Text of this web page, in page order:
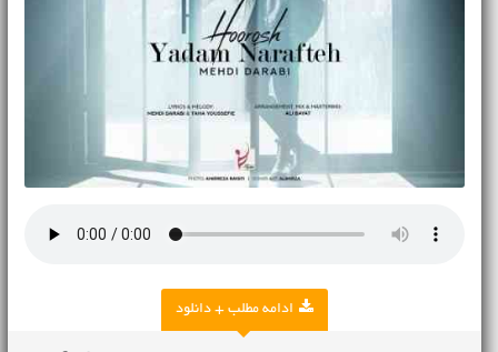
ادامه مطلب + دانلود